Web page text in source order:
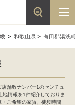
和歌山県 有田郡湯浅
舗数ナンバー1のセンチュ
地情報を1件紹介しておりま
ご希望の家賃、徒歩時間